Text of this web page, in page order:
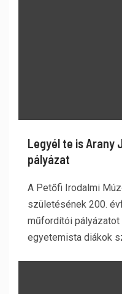
Legyél te is Arany
pályázat
A Petőfi Irodalmi
születésének 200.
műfordítói
egyetemista diákok